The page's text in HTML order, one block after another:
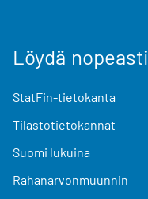
Löydä nopeasti
StatFin-tietokanta
Tilastotietokannat
Suomi lukuina
Rahanarvonmuunnin